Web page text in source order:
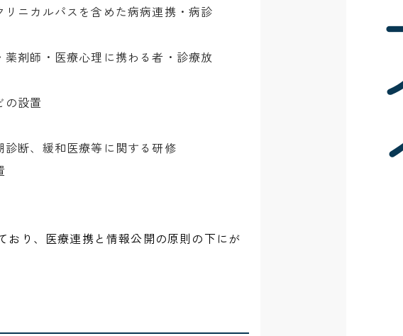
ニカルパスを含めた病病連携・病診
剤師・医療心理に携わる者・診療放
の設置
断、緩和医療等に関する研修
り、医療連携と情報公開の原則の下にが